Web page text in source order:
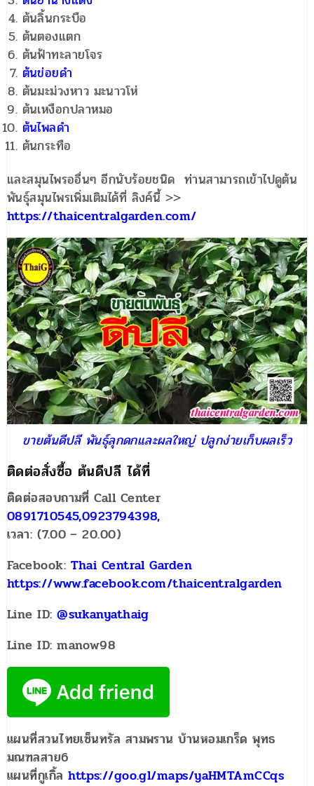
ต้นลิ้นกระบือ
ต้นตองแตก
ต้นฟ้าทะลายโจร
ต้นข่อยดำ
ต้นมะม่วงหาว มะนาวโห่
ต้นเหงือกปลาหมอ
ต้นไพลดำ
ต้นกระทือ
และสมุนไพรออื่นๆ อีกนับร้อยชนิด ท่านสามารถเข้าไปดูต้น
พันธุ์สมุนไพรเพิ่มเติมได้ที่ ลิงค์นี้ >>
https://thaicentralgarden.com/
ขายต้นดีปลี พันธุ์ลุกดกและผลใหญ่ ปลูกง่ายเก็บผลเร็ว
ติดต่อสั่งซื้อ ต้นดีปลี ได้ที่
ติดต่อสอบถามที่ Call Center
0891710545,0923794398,
เวลา: (7.00 – 20.00)
Facebook: Thai Central Garden
https://www.facebook.com/thaicentralgarden
Line ID:@sukanyathaig
Line ID: manow98
แผนที่สวนไทยเซ็นทรัล สามพราน บ้านหอมเกร็ด พุทธ
มณฑลสาย6
แผนที่กูเกิ้ลhttps://goo.gl/maps/yaHMTAmCCqs